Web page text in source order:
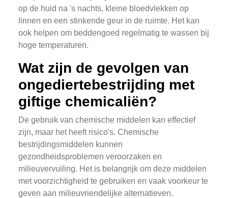
op de huid na 's nachts, kleine bloedvlekken op
linnen en een stinkende geur in de ruimte. Het kan
ook helpen om beddengoed regelmatig te wassen bij
hoge temperaturen.
Wat zijn de gevolgen van
ongediertebestrijding met
giftige chemicaliën?
De gebruik van chemische middelen kan effectief
zijn, maar het heeft risico's. Chemische
bestrijdingsmiddelen kunnen
gezondheidsproblemen veroorzaken en
milieuvervuiling. Het is belangrijk om deze middelen
met voorzichtigheid te gebruiken en vaak voorkeur te
geven aan milieuvriendelijke alternatieven.